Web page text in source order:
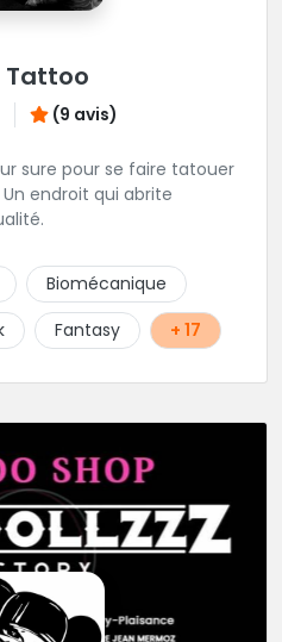
Tattoo
(9 avis)
sure pour se faire tatouer
endroit qui abrite
Biomécanique
Fantasy + 17